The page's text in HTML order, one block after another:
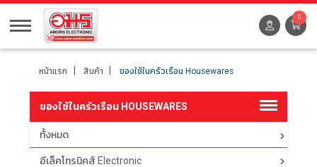
0
หน้าแรก สินค้า ของใช้ในครัวเรือน Housewares
ของใช้ในครัวเรือน HOUSEWARES
ทั้งหมด
อีเล็คโทรนิคส์ Electronic
ตัวกรอง